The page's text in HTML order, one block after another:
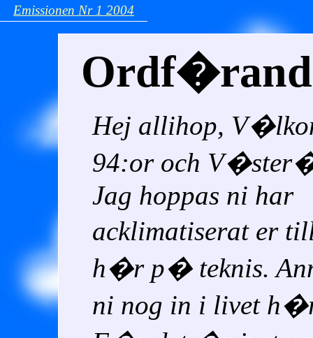
Emissionen Nr 1 2004
Hej allihop,
94:or och
Jag hoppas ni har
acklimatiserat er
h�r p� teknis.
ni nog in i livet